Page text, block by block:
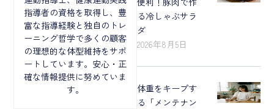
指導者の資格を取得し、豊
富な指導経験と独自のトレ
ーニング哲学で多くの顧客
の理想的な体型維持をサポ
ートしています。安心・正
確な情報提供に努めていま
す。
る冷しゃぶサラ
ダ
2026年8月5日
体重をキープす
る「メンテナン